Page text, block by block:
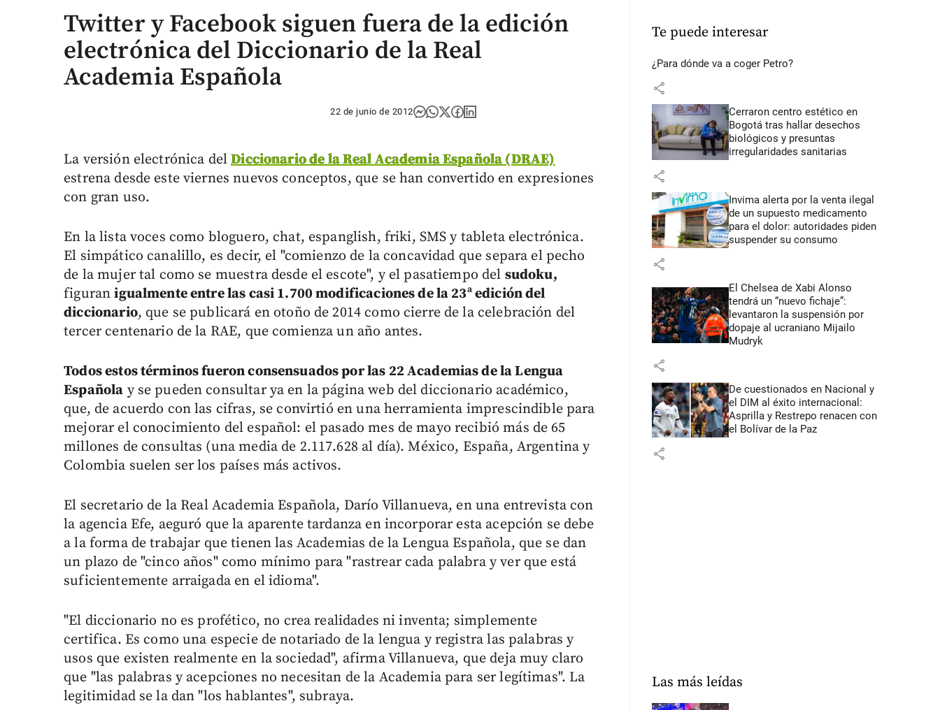
Twitter y Facebook siguen fuera de la edición
electrónica del Diccionario de la Real
Academia Española
22 de junio de 2012
La versión electrónica delDiccionario de la Real Academia Española (DRAE)
estrena desde este viernes nuevos conceptos, que se han convertido en expresiones
con gran uso.
En la lista voces como bloguero, chat, espanglish, friki, SMS y tableta electrónica.
El simpático canalillo, es decir, el "comienzo de la concavidad que separa el pecho
de la mujer tal como se muestra desde el escote", y el pasatiempo del sudoku,
figuranigualmente entre las casi 1.700 modificaciones de la 23ª edición del
diccionario, que se publicará en otoño de 2014 como cierre de la celebración del
tercer centenario de la RAE, que comienza un año antes.
Todos estos términos fueron consensuados por las 22 Academias de la Lengua
Española y se pueden consultar ya en la página web del diccionario académico,
que, de acuerdo con las cifras, se convirtió en una herramienta imprescindible para
mejorar el conocimiento del español: el pasado mes de mayo recibió más de 65
millones de consultas (una media de 2.117.628 al día). México, España, Argentina y
Colombia suelen ser los países más activos.
El secretario de la Real Academia Española, Darío Villanueva, en una entrevista con
la agencia Efe, aeguró que la aparente tardanza en incorporar esta acepción se debe
a la forma de trabajar que tienen las Academias de la Lengua Española, que se dan
un plazo de "cinco años" como mínimo para "rastrear cada palabra y ver que está
suficientemente arraigada en el idioma".
"El diccionario no es profético, no crea realidades ni inventa; simplemente
certifica. Es como una especie de notariado de la lengua y registra las palabras y
usos que existen realmente en la sociedad", afirma Villanueva, que deja muy claro
que "las palabras y acepciones no necesitan de la Academia para ser legítimas". La
legitimidad se la dan "los hablantes", subraya.
Te puede interesar
¿Para dónde va a coger Petro?
share
Cerraron centro estético en
Bogotá tras hallar desechos
biológicos y presuntas
irregularidades sanitarias
share
Invima alerta por la venta ilegal
de un supuesto medicamento
para el dolor: autoridades piden
suspender su consumo
share
El Chelsea de Xabi Alonso
tendrá un “nuevo fichaje”:
levantaron la suspensión por
dopaje al ucraniano Mijailo
Mudryk
share
De cuestionados en Nacional y
el DIM al éxito internacional:
Asprilla y Restrepo renacen con
el Bolívar de la Paz
share
Las más leídas